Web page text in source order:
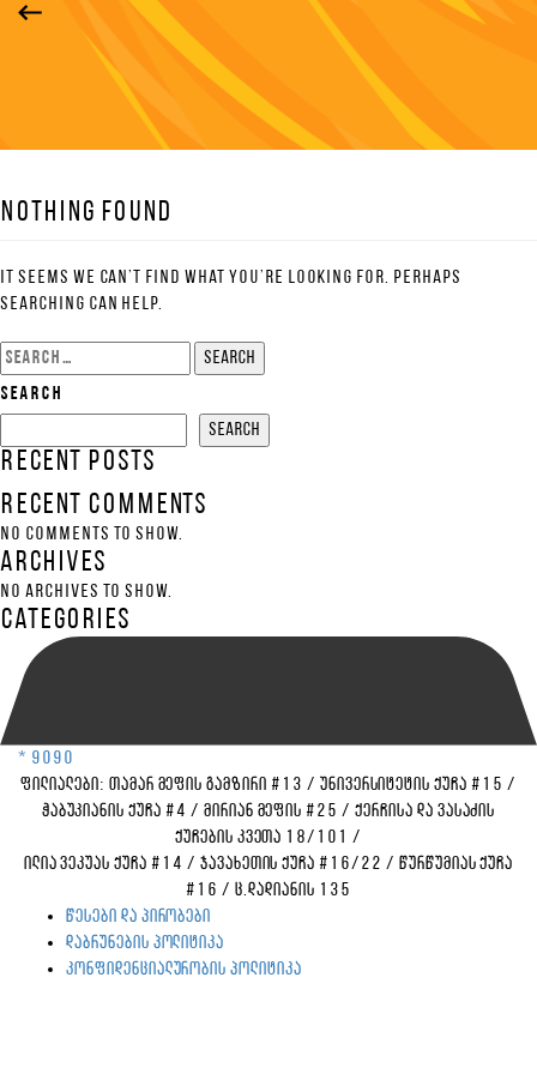
Nothing Found
It seems we can’t find what you’re looking for. Perhaps
searching can help.
Search
for:
Search
Search
Recent Posts
Recent Comments
No comments to show.
Archives
No archives to show.
Categories
* 9090
ფილიალები: თამარ მეფის გამზირი #13 / უნივერსიტეტის ქუჩა #15 /
ჭაბუკიანის ქუჩა #4 / მირიან მეფის #25 /ქერჩისა და ვასაძის
ქუჩების კვეთა 18/101 /
ილია ვეკუას ქუჩა #14 / ჯავახეთის ქუჩა #16/22 / წურწუმიას ქუჩა
#16 /ც.დადიანის 135
წესები და პირობები
დაბრუნების პოლიტიკა
კონფიდენციალურობის პოლიტიკა